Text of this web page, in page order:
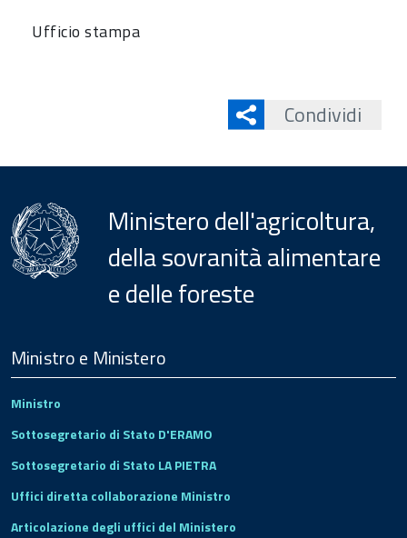
Ufficio stampa
Condividi
Ministero dell'agricoltura,
della sovranità alimentare
e delle foreste
Footer
Ministro e Ministero
Ministro
Sottosegretario di Stato D'ERAMO
Sottosegretario di Stato LA PIETRA
Uffici diretta collaborazione Ministro
Articolazione degli uffici del Ministero